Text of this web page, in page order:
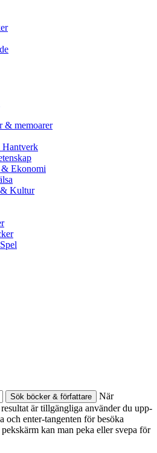
& memoarer
& Ekonomi
Kultur
När
är tillgängliga använder du upp-
och enter-tangenten för besöka
kan man peka eller svepa för